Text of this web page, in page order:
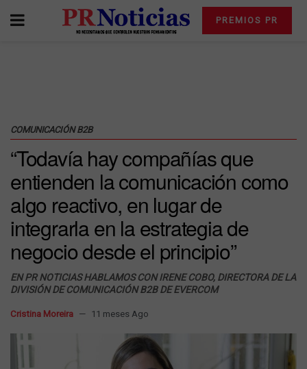
PREMIOS PR
COMUNICACIÓN B2B
“Todavía hay compañías que
entienden la comunicación como
algo reactivo, en lugar de
integrarla en la estrategia de
negocio desde el principio”
EN PR NOTICIAS HABLAMOS CON IRENE COBO, DIRECTORA DE LA
DIVISIÓN DE COMUNICACIÓN B2B DE EVERCOM
Cristina Moreira 11 meses Ago